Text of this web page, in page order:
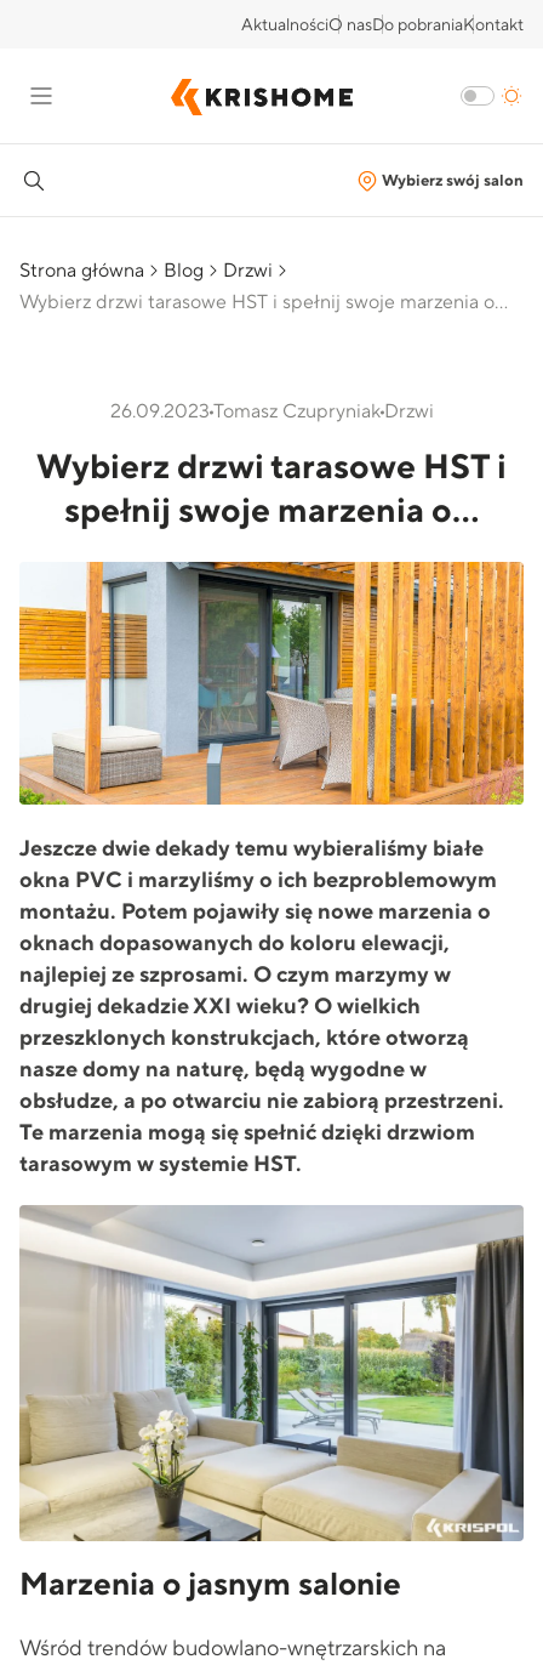
AktualnościO nasDo pobraniaKontakt
Wybierz swój salon
Strona główna Blog
Drzwi
Wybierz drzwi tarasowe HST i spełnij swoje marzenia o…
26.09.2023Tomasz CzupryniakDrzwi
Wybierz drzwi tarasowe HST i
spełnij swoje marzenia o…
Jeszcze dwie dekady temu wybieraliśmy białe
okna PVC i marzyliśmy o ich bezproblemowym
montażu. Potem pojawiły się nowe marzenia o
oknach dopasowanych do koloru elewacji,
najlepiej ze szprosami. O czym marzymy w
drugiej dekadzie XXI wieku? O wielkich
przeszklonych konstrukcjach, które otworzą
nasze domy na naturę, będą wygodne w
obsłudze, a po otwarciu nie zabiorą przestrzeni.
Te marzenia mogą się spełnić dzięki drzwiom
tarasowym w systemie HST.
Marzenia o jasnym salonie
Wśród trendów budowlano-wnętrzarskich na